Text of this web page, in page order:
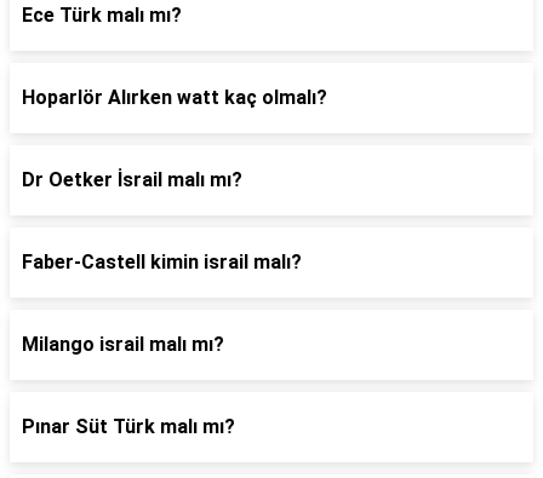
Ece Türk malı mı?
Hoparlör Alırken watt kaç olmalı?
Dr Oetker İsrail malı mı?
Faber-Castell kimin israil malı?
Milango israil malı mı?
Pınar Süt Türk malı mı?